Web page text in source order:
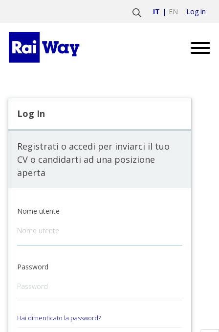
IT EN Log in
Log In
Registrati o accedi per inviarci il tuo
CV o candidarti ad una posizione
aperta
Nome utente
Password
Hai dimenticato la password?